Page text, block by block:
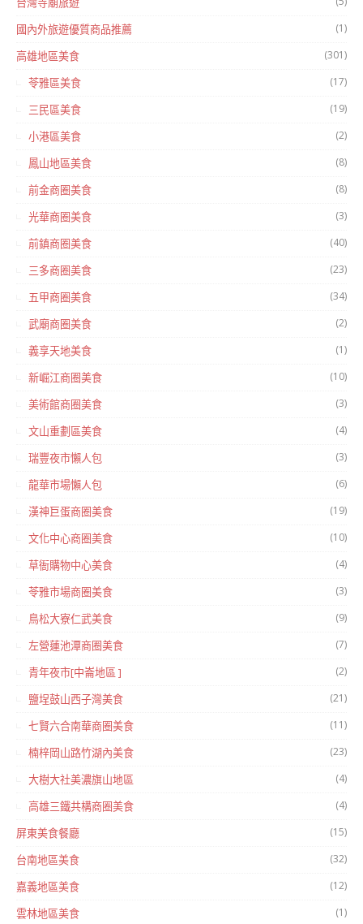
國內外旅遊優質商品推薦 (1)
高雄地區美食 (301)
苓雅區美食 (17)
三民區美食 (19)
小港區美食 (2)
鳳山地區美食 (8)
前金商圈美食 (8)
光華商圈美食 (3)
前鎮商圈美食 (40)
三多商圈美食 (23)
五甲商圈美食 (34)
武廟商圈美食 (2)
義享天地美食 (1)
新崛江商圈美食 (10)
美術館商圈美食 (3)
文山重劃區美食 (4)
瑞豐夜市懶人包 (3)
龍華市場懶人包 (6)
漢神巨蛋商圈美食 (19)
文化中心商圈美食 (10)
草衙購物中心美食 (4)
苓雅市場商圈美食 (3)
鳥松大寮仁武美食 (9)
左營蓮池潭商圈美食 (7)
青年夜市[中崙地區 ] (2)
鹽埕鼓山西子灣美食 (21)
七賢六合南華商圈美食 (11)
楠梓岡山路竹湖內美食 (23)
大樹大社美濃旗山地區 (4)
高雄三鐵共構商圈美食 (4)
屏東美食餐廳 (15)
台南地區美食 (32)
嘉義地區美食 (12)
雲林地區美食 (1)